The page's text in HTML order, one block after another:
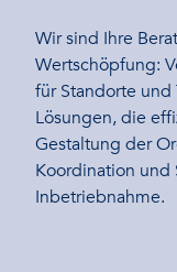
Wir sind Ihre
Wertschöpfung:
für Standorte
Lösungen, die
Gestaltung der
Koordination und
Inbetriebnahme.